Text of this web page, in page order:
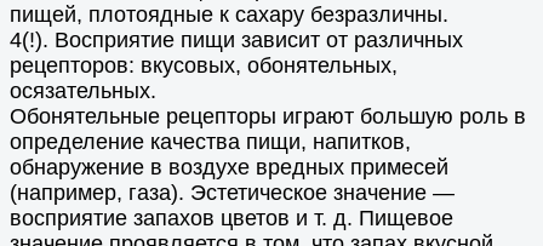
пищей, плотоядные к сахару безразличны.
4(!). Восприятие пищи зависит от различных
рецепторов: вкусовых, обонятельных,
осязательных.
Обонятельные рецепторы играют большую роль в
определение качества пищи, напитков,
обнаружение в воздухе вредных примесей
(например, газа). Эстетическое значение —
восприятие запахов цветов и т. д. Пищевое